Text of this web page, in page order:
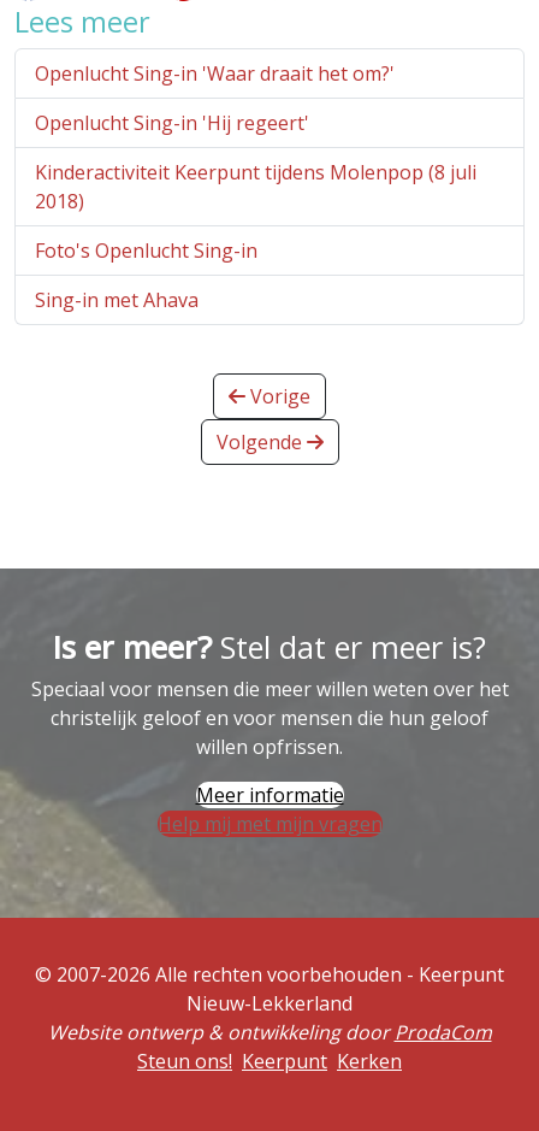
Lees meer
Openlucht Sing-in 'Waar draait het om?'
Openlucht Sing-in 'Hij regeert'
Kinderactiviteit Keerpunt tijdens Molenpop (8 juli
2018)
Foto's Openlucht Sing-in
Sing-in met Ahava
Vorige
Volgende
Is er meer?Stel dat er meer is?
Speciaal voor mensen die meer willen weten over het
christelijk geloof en voor mensen die hun geloof
willen opfrissen.
Meer informatie
Help mij met mijn vragen
© 2007-2026 Alle rechten voorbehouden - Keerpunt
Nieuw-Lekkerland
Website ontwerp & ontwikkeling doorProdaCom
Steun ons! Keerpunt Kerken